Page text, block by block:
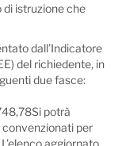
di istruzione che
dall’Indicatore
del richiedente, in
due fasce:
potrà
convenzionati per
aggiornato